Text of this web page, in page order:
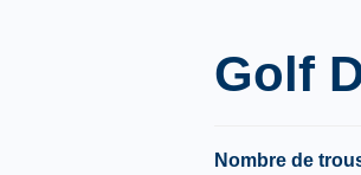
Golf
Nombre de